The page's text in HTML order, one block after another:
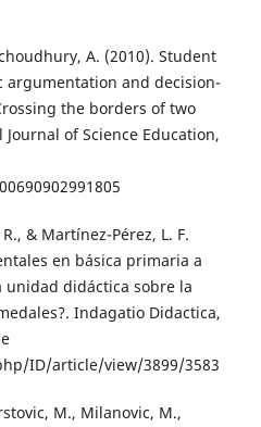
A. (2010). Student
and decision-
the borders of two
of Science Education,
& Martínez-Pérez, L. F.
en básica primaria a
didáctica sobre la
Indagatio Didactica,
ID/article/view/3899/3583
M., Milanovic, M.,